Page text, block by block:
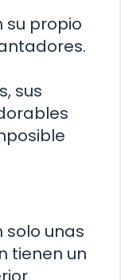
propio
sus
solo unas
tienen un